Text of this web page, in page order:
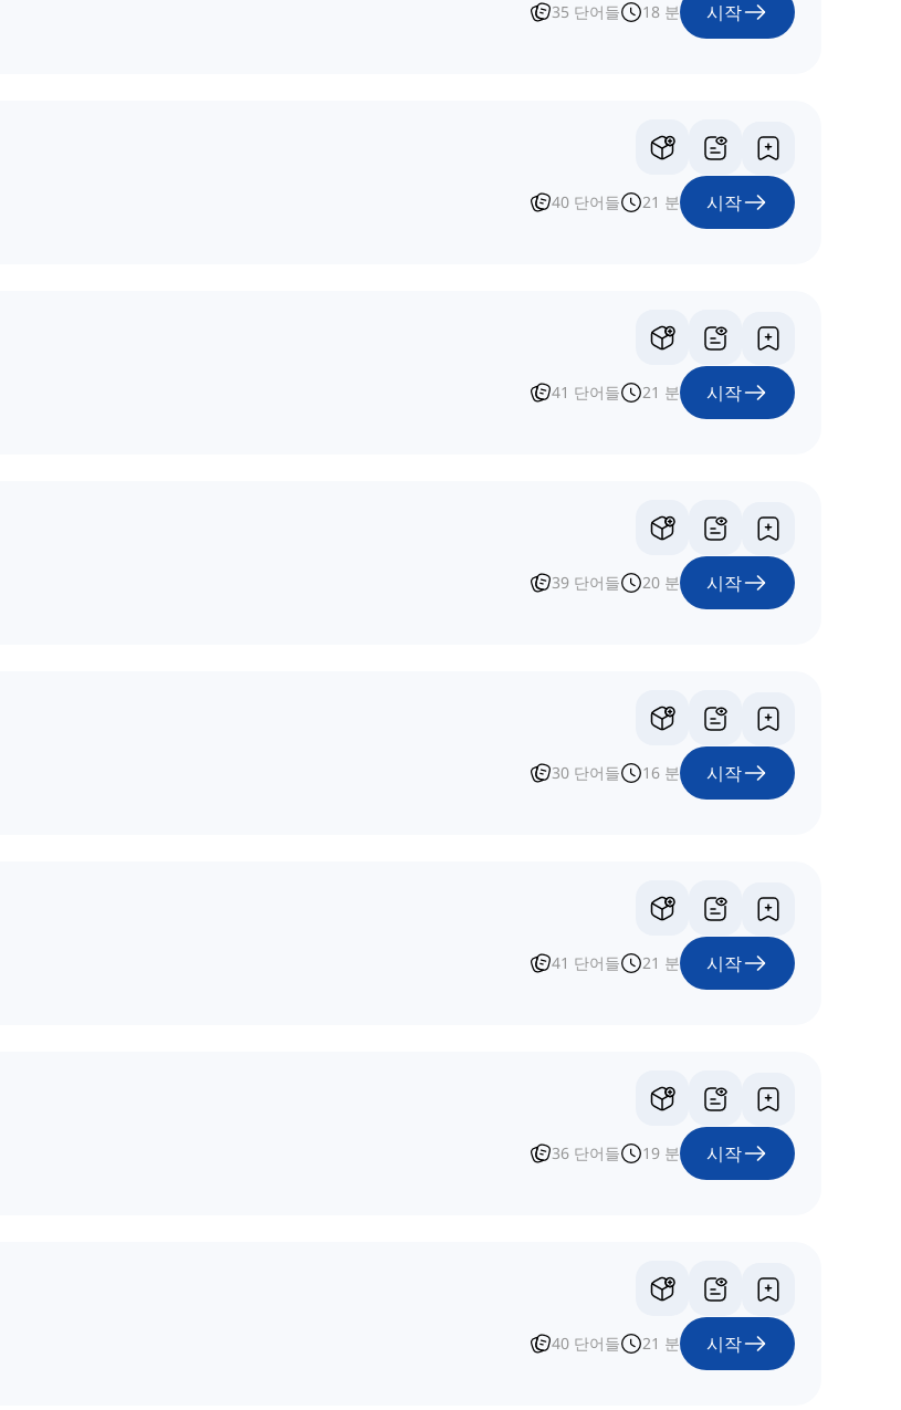
35 단어들 18 분 시작
40 단어들 21 분 시작
41 단어들 21 분 시작
39 단어들 20 분 시작
30 단어들 16 분 시작
41 단어들 21 분 시작
36 단어들 19 분 시작
40 단어들 21 분 시작